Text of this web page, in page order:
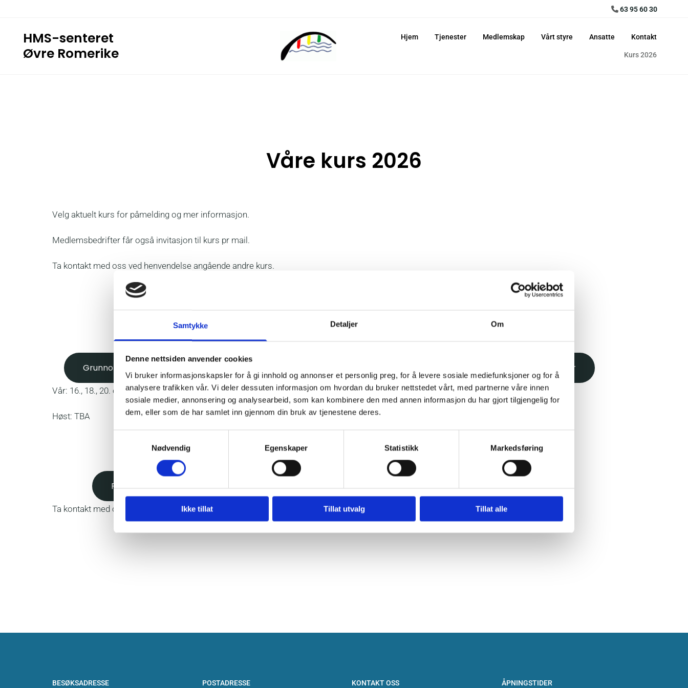
Samtykke Detaljer Om
Denne nettsiden anvender cookies
Vi bruker informasjonskapsler for å gi innhold og annonser et personlig preg, for å levere sosiale mediefunksjoner og for å
analysere trafikken vår. Vi deler dessuten informasjon om hvordan du bruker nettstedet vårt, med partnerne våre innen
sosiale medier, annonsering og analysearbeid, som kan kombinere den med annen informasjon du har gjort tilgjengelig for
dem, eller som de har samlet inn gjennom din bruk av tjenestene deres.
Nødvendig
Egenskaper Statistikk Markedsføring
Ikke tillat Tillat utvalg Tillat alle
 63 95 60 30
HMS-senteret
Øvre Romerike
Hjem Tjenester Medlemskap Vårt styre Ansatte Kontakt
Kurs 2026
Våre kurs 2026
Velg aktuelt kurs for påmelding og mer informasjon.
Medlemsbedrifter får også invitasjon til kurs pr mail.
Ta kontakt med oss ved henvendelse angående andre kurs.
Grunnopplæring i arbeidsmiljø
Vår: 16., 18., 20. og 24. mars
Høst: TBA
Vår: 6. mai
Høst: TBA
Varme arbeider
Vår: 9. april
Førstehjelpskurs
Ta kontakt med oss for tilbud
Risikovurdering
Ta kontakt med oss ved interesse
BESØKSADRESSE POSTADRESSE KONTAKT OSS ÅPNINGSTIDER